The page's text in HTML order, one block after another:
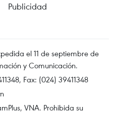
Publicidad
el 11 de septiembre de
y Comunicación.
Fax: (024) 39411348
VNA. Prohibida su